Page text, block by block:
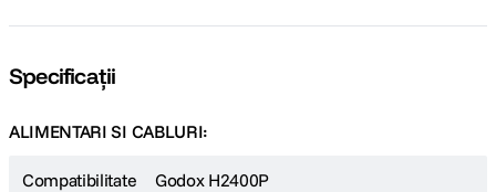
Specificații
ALIMENTARI SI CABLURI:
Compatibilitate Godox H2400P